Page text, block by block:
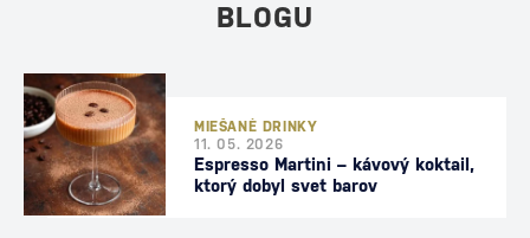
BLOGU
MIEŠANÉ DRINKY
11. 05. 2026
Espresso Martini – kávový koktail,
ktorý dobyl svet barov